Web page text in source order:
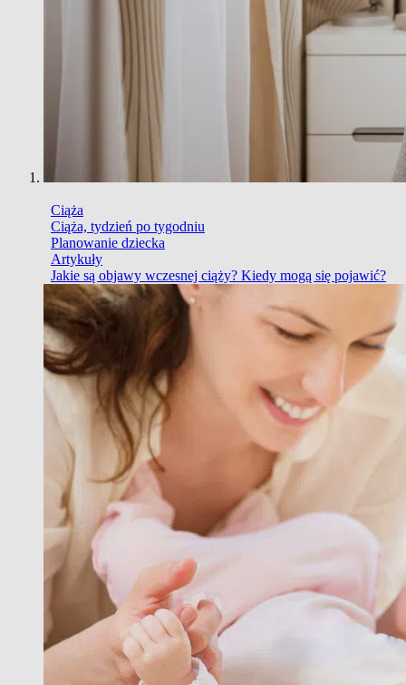
Ciąża
Ciąża, tydzień po tygodniu
Planowanie dziecka
Artykuły
Jakie są objawy wczesnej ciąży? Kiedy mogą się pojawić?